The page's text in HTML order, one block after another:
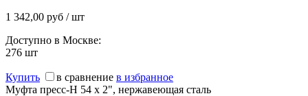
1 342,00 руб / шт
Доступно в Москве:
276 шт
Купить в сравнение в избранное
Муфта пресс-Н 54 х 2", нержавеющая сталь